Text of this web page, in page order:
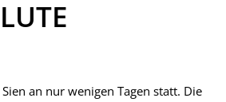
an nur wenigen Tagen statt. Die